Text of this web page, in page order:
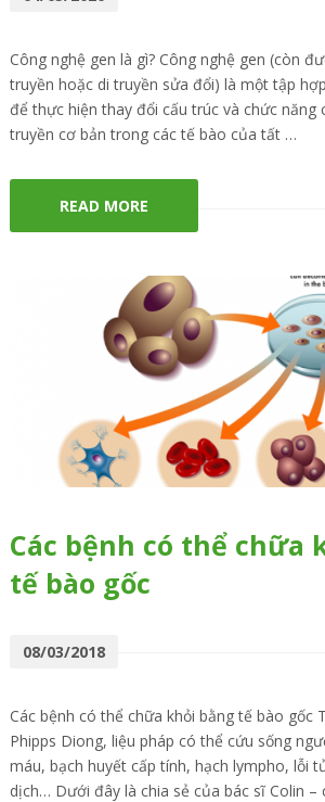
Công nghệ gen là gì? Công nghệ gen (còn
truyền hoặc di truyền sửa đổi) là một tập
để thực hiện thay đổi cấu trúc và chức
truyền cơ bản trong các tế bào của tất …
READ MORE
Các bệnh có thể chữa
tế bào gốc
08/03/2018
Các bệnh có thể chữa khỏi bằng tế bào gốc
Phipps Diong, liệu pháp có thể cứu sống
máu, bạch huyết cấp tính, hạch lympho, lỗi
dịch… Dưới đây là chia sẻ của bác sĩ Colin –